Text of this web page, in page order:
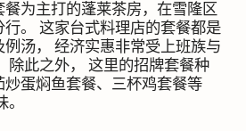
餐为主打的蓬莱茶房，在雪隆区
。 这家台式料理店的套餐都是
汤， 经济实惠非常受上班族与
除此之外， 这里的招牌套餐种
蛋焖鱼套餐、三杯鸡套餐等